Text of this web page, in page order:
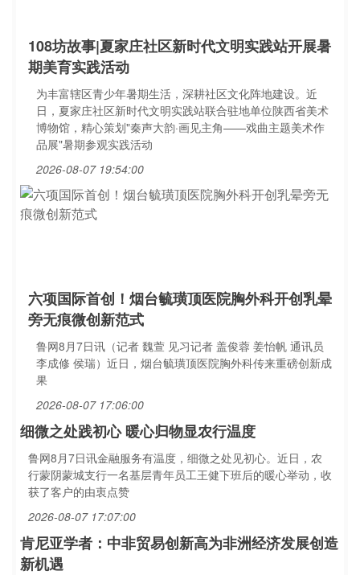
108坊故事|夏家庄社区新时代文明实践站开展暑
期美育实践活动
为丰富辖区青少年暑期生活，深耕社区文化阵地建设。近
日，夏家庄社区新时代文明实践站联合驻地单位陕西省美术
博物馆，精心策划"秦声大韵·画见主角——戏曲主题美术作
品展"暑期参观实践活动
2026-08-07 19:54:00
六项国际首创！烟台毓璜顶医院胸外科开创乳晕
旁无痕微创新范式
鲁网8月7日讯（记者 魏萱 见习记者 盖俊蓉 姜怡帆 通讯员
李成修 侯瑞）近日，烟台毓璜顶医院胸外科传来重磅创新成
果
2026-08-07 17:06:00
细微之处践初心 暖心归物显农行温度
鲁网8月7日讯金融服务有温度，细微之处见初心。近日，农
行蒙阴蒙城支行一名基层青年员工王健下班后的暖心举动，收
获了客户的由衷点赞
2026-08-07 17:07:00
肯尼亚学者：中非贸易创新高为非洲经济发展创造
新机遇